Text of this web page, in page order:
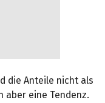
die Anteile nicht als
eine Tendenz.